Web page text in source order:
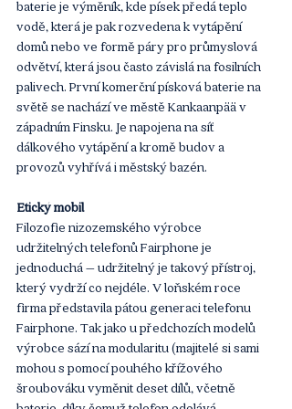
baterie je výměník, kde písek předá teplo
vodě, která je pak rozvedena k vytápění
domů nebo ve formě páry pro průmyslová
odvětví, která jsou často závislá na fosilních
palivech. První komerční písková baterie na
světě se nachází ve městě Kankaanpää v
západním Finsku. Je napojena na síť
dálkového vytápění a kromě budov a
provozů vyhřívá i městský bazén.
Etický mobil
Filozofie nizozemského výrobce
udržitelných telefonů Fairphone je
jednoduchá – udržitelný je takový přístroj,
který vydrží co nejdéle. V loňském roce
firma představila pátou generaci telefonu
Fairphone. Tak jako u předchozích modelů
výrobce sází na modularitu (majitelé si sami
mohou s pomocí pouhého křížového
šroubováku vyměnit deset dílů, včetně